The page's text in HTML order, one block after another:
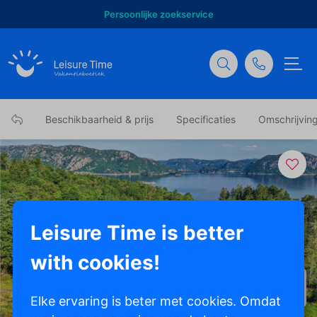
Persoonlijke zoekservice
Beschikbaarheid & prijs Specificaties
Leisure Time is better
with cookies!
Elke ervaring is beter met cookies. Omdat